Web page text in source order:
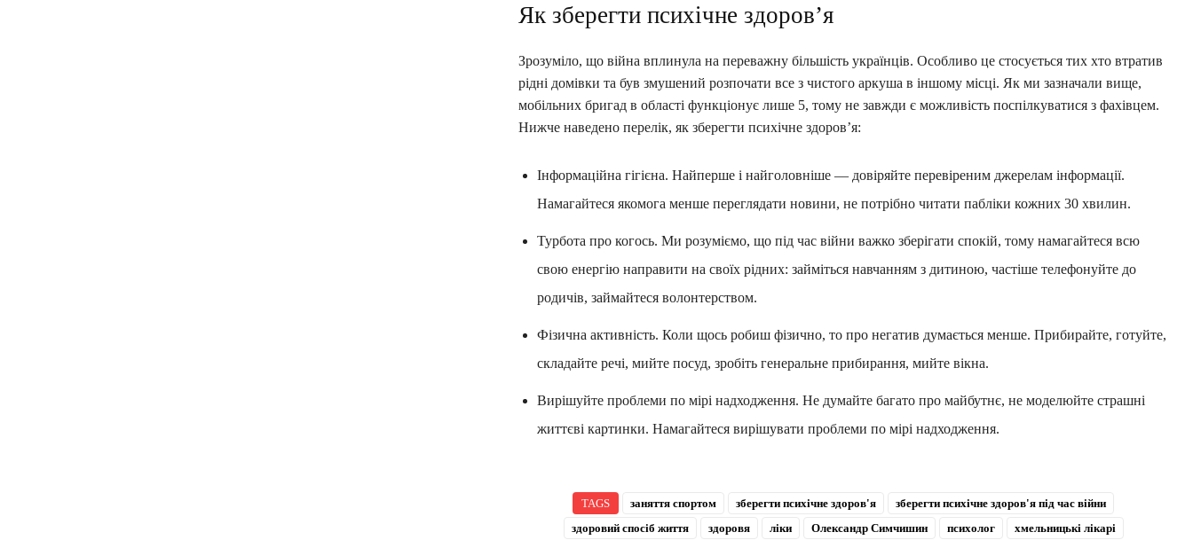
Як зберегти психічне здоров’я
Зрозуміло, що війна вплинула на переважну більшість українців. Особливо це стосується тих хто втратив
рідні домівки та був змушений розпочати все з чистого аркуша в іншому місці. Як ми зазначали вище,
мобільних бригад в області функціонує лише 5, тому не завжди є можливість поспілкуватися з фахівцем.
Нижче наведено перелік, як зберегти психічне здоров’я:
Інформаційна гігієна. Найперше і найголовніше — довіряйте перевіреним джерелам інформації.
Намагайтеся якомога менше переглядати новини, не потрібно читати пабліки кожних 30 хвилин.
Турбота про когось. Ми розуміємо, що під час війни важко зберігати спокій, тому намагайтеся всю
свою енергію направити на своїх рідних: займіться навчанням з дитиною, частіше телефонуйте до
родичів, займайтеся волонтерством.
Фізична активність. Коли щось робиш фізично, то про негатив думається менше. Прибирайте, готуйте,
складайте речі, мийте посуд, зробіть генеральне прибирання, мийте вікна.
Вирішуйте проблеми по мірі надходження. Не думайте багато про майбутнє, не моделюйте страшні
життєві картинки. Намагайтеся вирішувати проблеми по мірі надходження.
TAGS заняття спортом зберегти психічне здоров'я
зберегти психічне здоров'я під час війни
здоровий спосіб життя
здоровя ліки Олександр Симчишин психолог
хмельницькі лікарі